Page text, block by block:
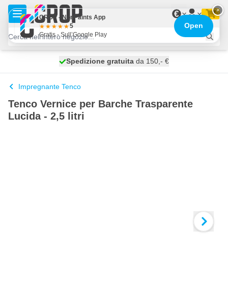
Salta al contenuto
€
spedito domani
Spedizione gratuita da 150,- €
100 giorni
Impregnante Tenco
Tenco Vernice per Barche Trasparente
Lucida - 2,5 litri
×
CROP - NonPaints App
5
Gratis - Sull’Google Play
Open